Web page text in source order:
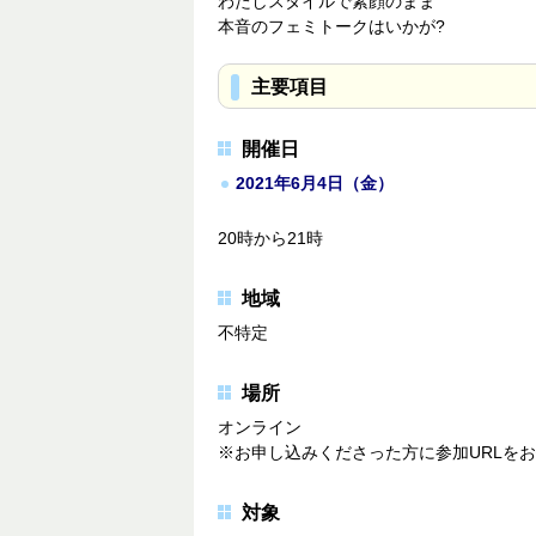
本音のフェミトークはいかが?
主要項目
開催日
2021年6月4日（金）
20時から21時
地域
不特定
場所
オンライン
※お申し込みくださった方に参加URLをお
対象